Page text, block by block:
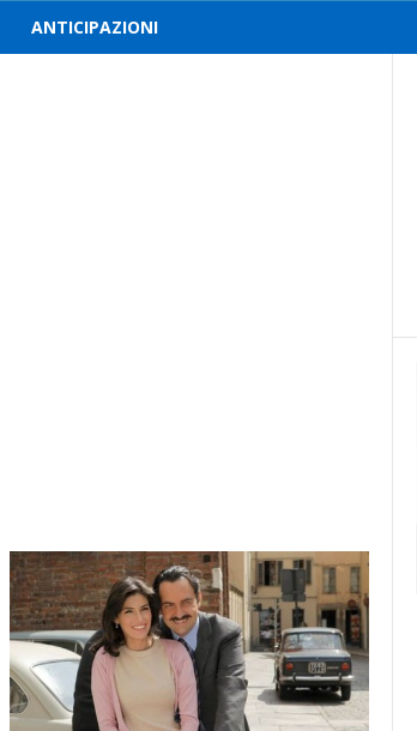
ANTICIPAZIONI